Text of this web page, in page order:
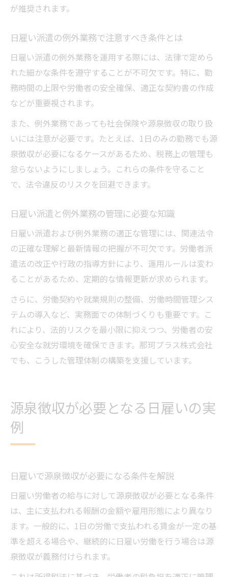
が推奨されます。
日雇い派遣の例外業務で注意すべき条件とは
日雇い派遣の例外業務を運用する際には、法律で定めら
れた細かな条件を遵守することが不可欠です。特に、勤
務時間の上限や労働者の安全確保、適正な契約書の作成
などが重要視されます。
また、例外業務であっても社会保険や源泉徴収の取り扱
いには注意が必要です。たとえば、1日のみの勤務でも源
泉徴収が必要になるケースがあるため、税務上の管理も
怠らないようにしましょう。これらの条件を守ること
で、法令違反のリスクを回避できます。
日雇い派遣と例外業務の管理に必要な知識
日雇い派遣および例外業務の適正な管理には、関連法令
の正確な理解と最新情報の把握が不可欠です。労働者派
遣法の改正や行政の指導方針により、運用ルールは変わ
ることがあるため、定期的な情報更新が求められます。
さらに、労働契約や就業規則の整備、労働時間管理シス
テムの導入など、実務面での体制づくりも重要です。こ
れにより、法的リスクを最小限に抑えつつ、労働者の安
心安全な就労環境を確保できます。那珂プラス株式会社
でも、こうした管理体制の構築を支援しています。
源泉徴収が必要となる日雇いの実
例
日雇いで源泉徴収が必要になる条件を解説
日雇い労働者の給与に対して源泉徴収が必要となる条件
は、主に支払われる報酬の金額や雇用形態により異なり
ます。一般的に、1日の労働で支払われる賃金が一定の基
準を超える場合や、継続的に日雇い労働を行う場合は源
泉徴収が義務付けられます。